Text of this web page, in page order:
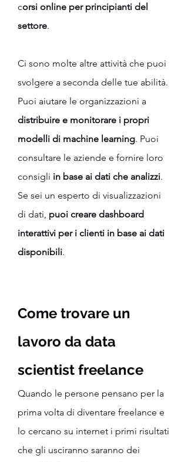
corsi online per principianti del
settore.
Ci sono molte altre attività che puoi
svolgere a seconda delle tue abilità.
Puoi aiutare le organizzazioni a
distribuire e monitorare i propri
modelli di machine learning. Puoi
consultare le aziende e fornire loro
consigli in base ai dati che analizzi.
Se sei un esperto di visualizzazioni
di dati, puoi creare dashboard
interattivi per i clienti in base ai dati
disponibili.
Come trovare un
lavoro da data
scientist freelance
Quando le persone pensano per la
prima volta di diventare freelance e
lo cercano su internet i primi risultati
che gli usciranno saranno dei